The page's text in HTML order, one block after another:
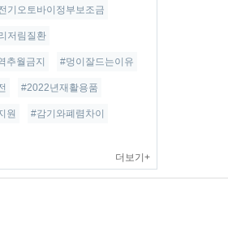
기오토바이정부보조금
저림질환
추월금지 #멍이잘드는이유
#2022년재활용품
원 #감기와폐렴차이
더보기+